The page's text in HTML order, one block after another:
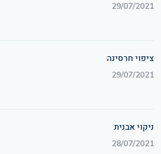
29/07/2021
ציפוי חרסינה
29/07/2021
ניקוי אבנית
28/07/2021